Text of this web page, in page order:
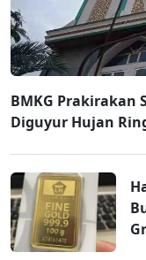
BMKG Prakirakan
Diguyur Hujan